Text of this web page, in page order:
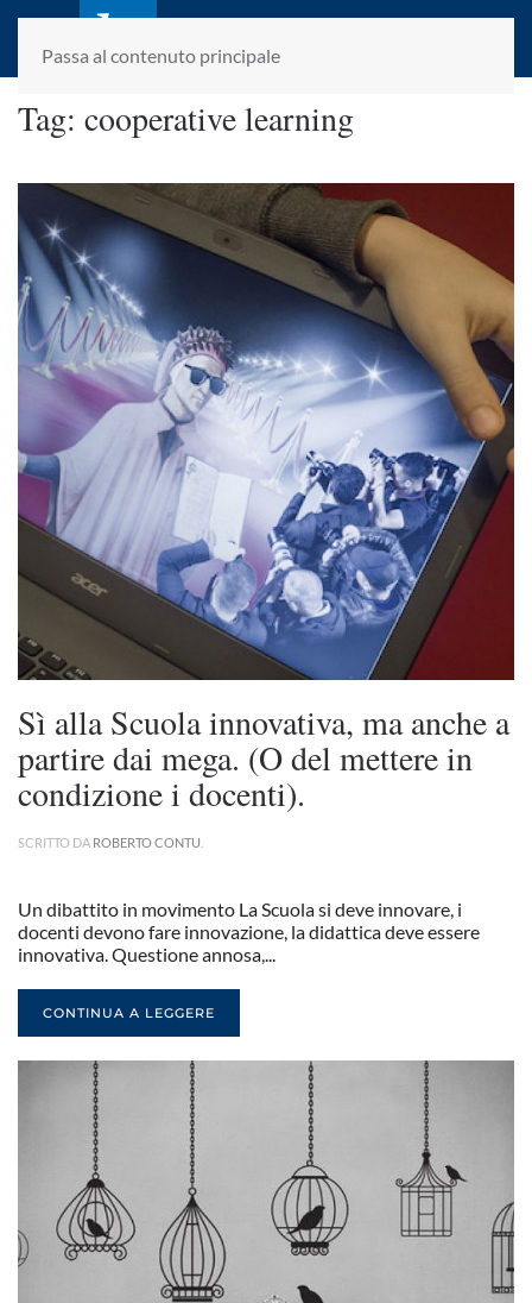
Passa al contenuto principale
laletteraturaenoi.it
fondato da Romano Luperini
Tag: cooperative learning
Sì alla Scuola innovativa, ma anche a
partire dai mega. (O del mettere in
condizione i docenti).
SCRITTO DA ROBERTO CONTU
Un dibattito in movimento La Scuola si deve innovare, i
docenti devono fare innovazione, la didattica deve essere
innovativa. Questione annosa,...
CONTINUA A LEGGERE